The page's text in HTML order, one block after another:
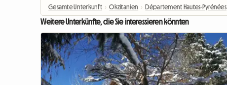
Gesamte Unterkunft › Okzitanien › Département Hautes-Pyrénées
Weitere Unterkünfte, die Sie interessieren könnten